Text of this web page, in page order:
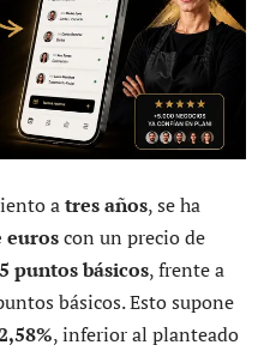
atres años, se ha
euroscon un precio de
puntos básicos, frente a
básicos. Esto supone
, inferior al planteado